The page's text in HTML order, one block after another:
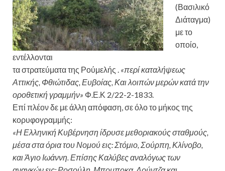
(Βασιλικό
Διάταγμα)
με το
οποίο,
εντέλλονται
τα στρατεύματα της Ρούμελής . «περί καταλήψεως
Αττικής, Φθιώτιδας, Ευβοίας, Και λοιπών μερών κατά την
οροθετική γραμμήν» Φ.Ε.Κ 2/22-2-1833.
Επί πλέον δε με άλλη απόφαση, σε όλο το μήκος της
κορυφογραμμής:
«Η Ελληνική Κυβέρνηση ίδρυσε μεθοριακούς σταθμούς,
μέσα στα όρια του Νομού εις: Στόμιο, Σούρπη, Κλίνοβο,
και Άγιο Ιωάννη. Επίσης Καλύβες αναλόγως των